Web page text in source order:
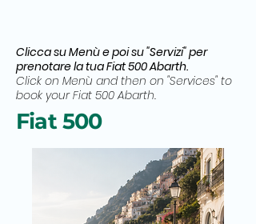
Clicca su Menù e poi su "Servizi" per
prenotare la tua Fiat 500 Abarth.
Click on Menù and then on "Services" to
book your Fiat 500 Abarth.
Fiat 500